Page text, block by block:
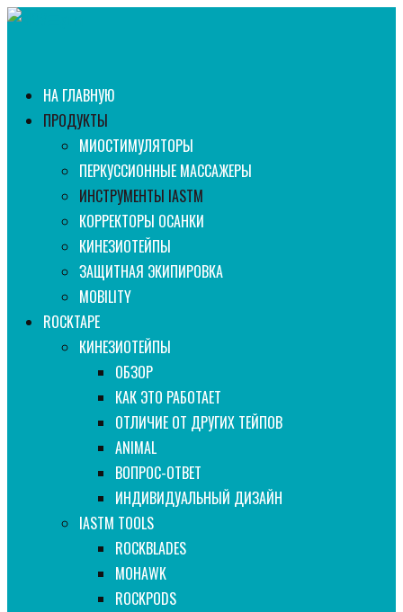
НА ГЛАВНУЮ
ПРОДУКТЫ
МИОСТИМУЛЯТОРЫ
ПЕРКУССИОННЫЕ МАССАЖЕРЫ
ИНСТРУМЕНТЫ IASTM
КОРРЕКТОРЫ ОСАНКИ
КИНЕЗИОТЕЙПЫ
ЗАЩИТНАЯ ЭКИПИРОВКА
MOBILITY
ROCKTAPE
КИНЕЗИОТЕЙПЫ
ОБЗОР
КАК ЭТО РАБОТАЕТ
ОТЛИЧИЕ ОТ ДРУГИХ ТЕЙПОВ
ANIMAL
ВОПРОС-ОТВЕТ
ИНДИВИДУАЛЬНЫЙ ДИЗАЙН
IASTM TOOLS
ROCKBLADES
MOHAWK
ROCKPODS